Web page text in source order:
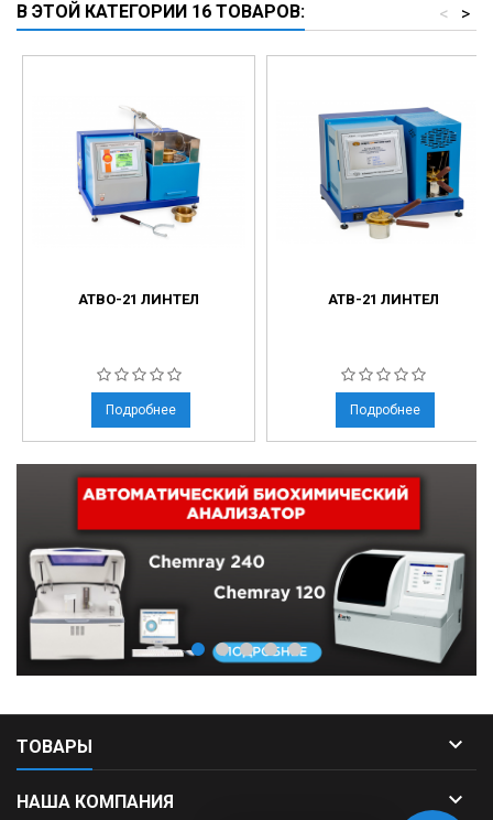
В ЭТОЙ КАТЕГОРИИ 16 ТОВАРОВ: >
<
АТВО-21 ЛИНТЕЛ
Подробнее
АТВ-21 ЛИНТЕЛ
Подробнее
ТОВАРЫ 
НАША КОМПАНИЯ 